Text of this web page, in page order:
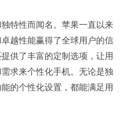
特性而闻名。苹果一直以来
越性能赢得了全球用户的信
供了丰富的定制选项，让用
求来个性化手机。无论是独
的个性化设置，都能满足用